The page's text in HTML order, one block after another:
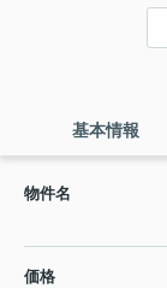
基本情報
物件名
価格